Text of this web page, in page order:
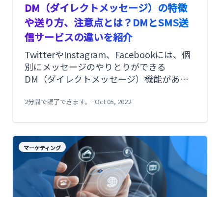
DM（ダイレクトメッセージ）の特徴
や送り方、注意点とは？DMとSMS送
信サービスの違いを紹介
TwitterやInstagram、Facebookには、個
別にメッセージのやりとりができる
DM（ダイレクトメッセージ）機能があり
取れるメリットがある反面、犯罪や勧誘に
や注意点をお伝えいたします。また、携帯
電話のメッセージ機能であるSMS（ショー
トメッセージ）についても、違いをご紹介
します。
2分間で読了できます。 · Oct 05, 2022
マーケティング